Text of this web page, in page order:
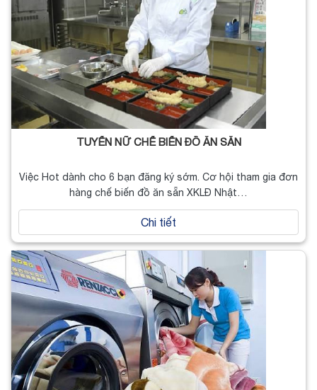
TUYỂN NỮ CHẾ BIẾN ĐỒ ĂN SẴN
Việc Hot dành cho 6 bạn đăng ký sớm. Cơ hội tham gia đơn
hàng chế biến đồ ăn sẵn XKLĐ Nhật…
Chi tiết